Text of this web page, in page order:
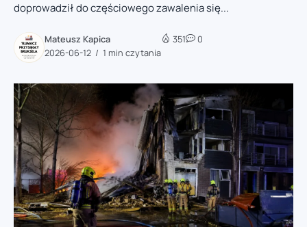
doprowadził do częściowego zawalenia się...
Mateusz Kapica
2026-06-12
1 min czytania
351 0